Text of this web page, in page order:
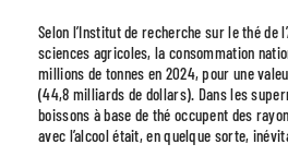
Selon l’Institut de recherche sur le thé de
sciences agricoles, la consommation
millions de tonnes en 2024, pour une
(44,8 milliards de dollars). Dans les
boissons à base de thé occupent des
avec l’alcool était, en quelque sorte,